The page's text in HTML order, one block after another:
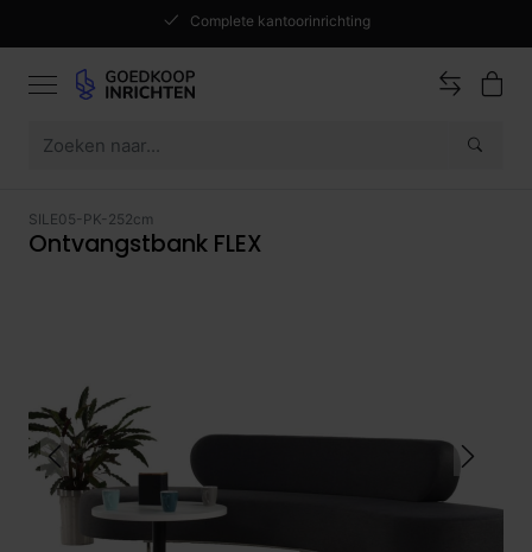
Complete kantoorinrichting
SILE05-PK-252cm
Ontvangstbank FLEX